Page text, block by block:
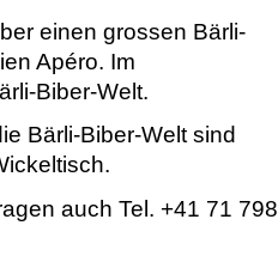
einen grossen Bärli-
Apéro. Im
Biber-Welt.
Bärli-Biber-Welt sind
auch Tel. +41 71 798